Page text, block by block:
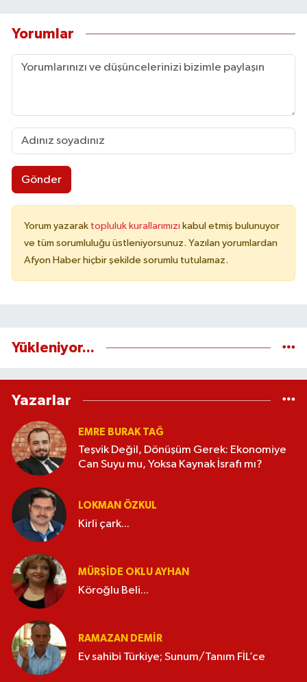
Yorumlar
Gönder
Yorum yazarak topluluk kurallarımızı kabul etmiş bulunuyor
ve tüm sorumluluğu üstleniyorsunuz. Yazılan yorumlardan
Afyon Haber hiçbir şekilde sorumlu tutulamaz.
Yükleniyor...
Yazarlar
EMRE BURAK TAĞ
Teşvik Değil, Dönüşüm Gerek: Ekonomiye
Can Suyu mu, Yoksa Kaynak İsrafı mı?
LOKMAN ÖZKUL
Kirli çark...
MÜRŞIDE OKLU AYHAN
Köroğlu Beli...
RAMAZAN DEMİR
Ev sahibi Türkiye; Sunum/Tanım FİL’ce